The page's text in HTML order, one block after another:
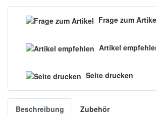
Frage zum
Artikel
Seite drucken
Beschreibung Zubehör